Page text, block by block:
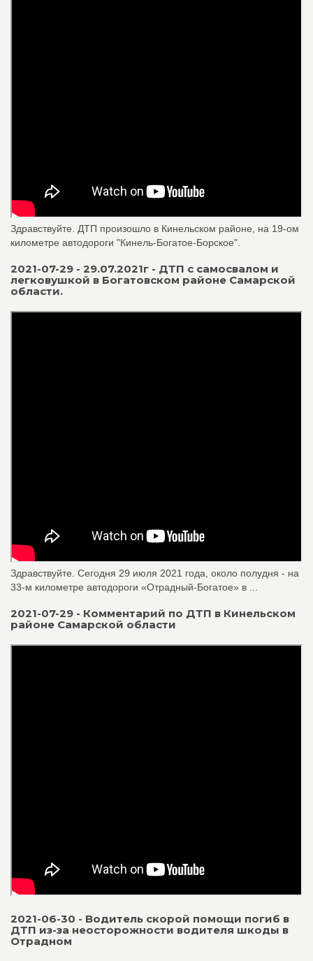
Здравствуйте. ДТП произошло в Кинельском районе, на 19-ом
километре автодороги "Кинель-Богатое-Борское".
2021-07-29 - 29.07.2021г - ДТП с самосвалом и
легковушкой в Богатовском районе Самарской
области.
Здравствуйте. Сегодня 29 июля 2021 года, около полудня - на
33-м километре автодороги «Отрадный-Богатое» в ...
2021-07-29 - Комментарий по ДТП в Кинельском
районе Самарской области
2021-06-30 - Водитель скорой помощи погиб в
ДТП из-за неосторожности водителя шкоды в
Отрадном